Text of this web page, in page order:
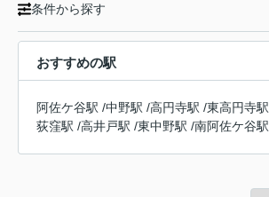
条件から探す
おすすめの駅
阿佐ケ谷駅 /中野駅 /高円寺駅 /東高円寺駅
荻窪駅 /高井戸駅 /東中野駅 /南阿佐ケ谷駅